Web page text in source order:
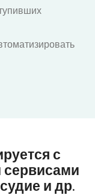
с
и др.